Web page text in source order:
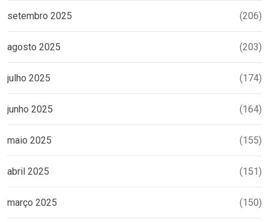
setembro 2025 (206)
agosto 2025 (203)
julho 2025 (174)
junho 2025 (164)
maio 2025 (155)
abril 2025 (151)
março 2025 (150)